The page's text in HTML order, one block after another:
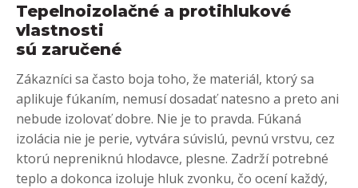
Tepelnoizolačné a protihlukové
vlastnosti
sú zaručené
Zákazníci sa často boja toho, že materiál, ktorý sa
aplikuje fúkaním, nemusí dosadať natesno a preto ani
nebude izolovať dobre. Nie je to pravda. Fúkaná
izolácia nie je perie, vytvára súvislú, pevnú vrstvu, cez
ktorú nepreniknú hlodavce, plesne. Zadrží potrebné
teplo a dokonca izoluje hluk zvonku, čo ocení každý,